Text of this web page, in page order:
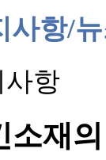
사항/
사항
소재